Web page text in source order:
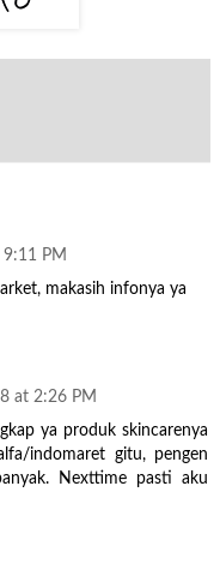
PM
makasih infonya ya
at 2:26 PM
ya produk skincarenya
indomaret gitu, pengen
Nexttime pasti aku